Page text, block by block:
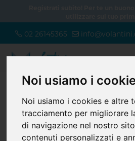
Noi usiamo i
Noi usiamo i cookies e altre
tracciamento per migliorare
di navigazione nel nostro
contenuti personalizzati e
02 26145365
Home Office Carta intestata
Carta intestata